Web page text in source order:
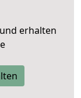
erhalten